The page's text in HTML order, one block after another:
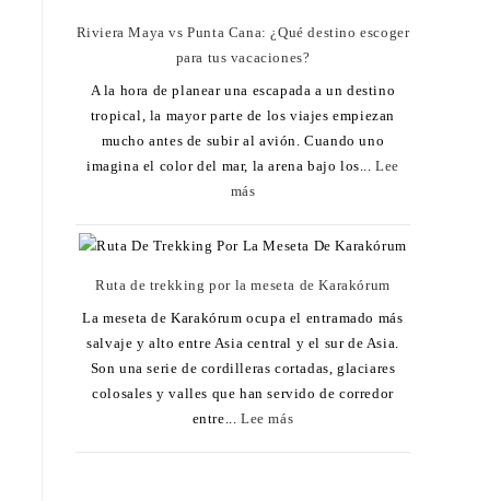
Riviera Maya vs Punta Cana: ¿Qué destino escoger
para tus vacaciones?
A la hora de planear una escapada a un destino
tropical, la mayor parte de los viajes empiezan
mucho antes de subir al avión. Cuando uno
imagina el color del mar, la arena bajo los...Lee
más
Ruta de trekking por la meseta de Karakórum
La meseta de Karakórum ocupa el entramado más
salvaje y alto entre Asia central y el sur de Asia.
Son una serie de cordilleras cortadas, glaciares
colosales y valles que han servido de corredor
entre...Lee más